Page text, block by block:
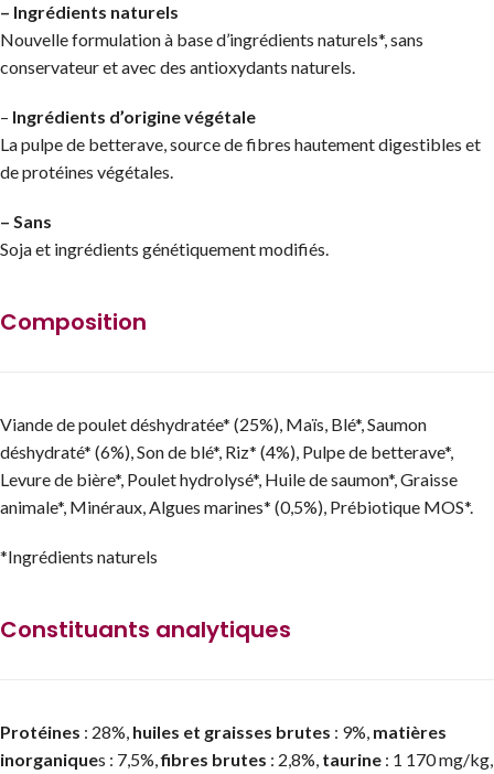
– Ingrédients naturels
Nouvelle formulation à base d’ingrédients naturels*, sans
conservateur et avec des antioxydants naturels.
– Ingrédients d’origine végétale
La pulpe de betterave, source de fibres hautement digestibles et
de protéines végétales.
– Sans
Soja et ingrédients génétiquement modifiés.
Composition
Viande de poulet déshydratée* (25%), Maïs, Blé*, Saumon
déshydraté* (6%), Son de blé*, Riz* (4%), Pulpe de betterave*,
Levure de bière*, Poulet hydrolysé*, Huile de saumon*, Graisse
animale*, Minéraux, Algues marines* (0,5%), Prébiotique MOS*.
*Ingrédients naturels
Constituants analytiques
Protéines : 28%, huiles et graisses brutes : 9%, matières
inorganiques : 7,5%,fibres brutes : 2,8%, taurine : 1 170 mg/kg,